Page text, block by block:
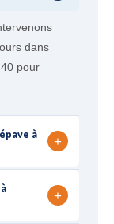
dans
pour
à
+
+